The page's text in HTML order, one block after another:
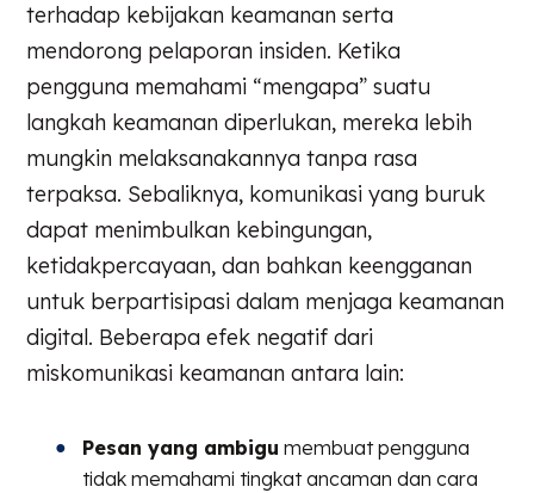
terhadap kebijakan keamanan serta
mendorong pelaporan insiden. Ketika
pengguna memahami “mengapa” suatu
langkah keamanan diperlukan, mereka lebih
mungkin melaksanakannya tanpa rasa
terpaksa. Sebaliknya, komunikasi yang buruk
dapat menimbulkan kebingungan,
ketidakpercayaan, dan bahkan keengganan
untuk berpartisipasi dalam menjaga keamanan
digital. Beberapa efek negatif dari
miskomunikasi keamanan antara lain:
Pesan yang ambigu membuat pengguna
tidak memahami tingkat ancaman dan cara